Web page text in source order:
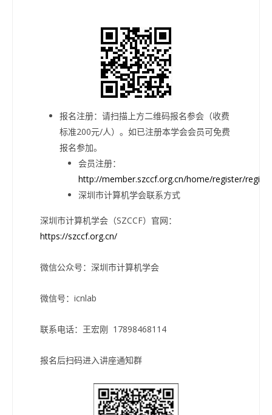
报名注册：请扫描上方二维码报名参会（收费
标准200元/人）。如已注册本学会会员可免费
报名参加。
会员注册：
http://member.szccf.org.cn/home/register/
深圳市计算机学会联系方式
深圳市计算机学会（SZCCF）官网：
https://szccf.org.cn/
微信公众号：深圳市计算机学会
微信号：icnlab
联系电话：王宏刚 17898468114
报名后扫码进入讲座通知群